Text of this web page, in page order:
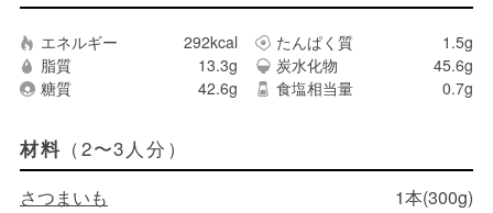
エネルギー 292kcal たんぱく質
1.5g
脂質
13.3g 炭水化物
45.6g
糖質
42.6g 食塩相当量 0.7g
材料 （2〜3人分）
さつまいも
1本(300g)